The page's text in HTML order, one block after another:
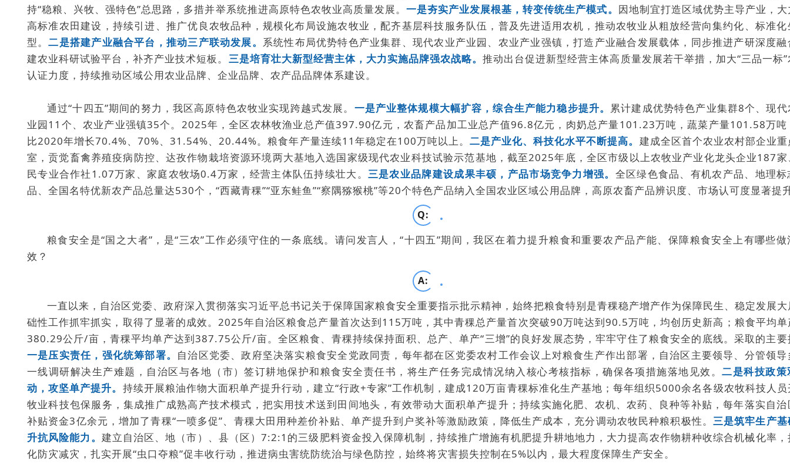
持“稳粮、兴牧、强特色”总思路，多措并举系统推进高原特色农牧业高质量发展。 一是夯实产业发展根基，转变传统生产模式。 因地制宜打造区域优势主导产业，
高标准农田建设，持续引进、推广优良农牧品种，规模化布局设施农牧业，配齐基层科技服务队伍，普及先进适用农机，推动农牧业从粗放经营向集约化、标准
型。二是搭建产业融合平台，推动三产联动发展。 系统性布局优势特色产业集群、现代农业产业园、农业产业强镇，打造产业融合发展载体，同步推进产研深度
建农业科研试验平台，补齐产业技术短板。 三是培育壮大新型经营主体，大力实施品牌强农战略。推动出台促进新型经营主体高质量发展若干举措，加大“三品一标
认证力度，持续推动区域公用农业品牌、企业品牌、农产品品牌体系建设。
通过“十四五”期间的努力，我区高原特色农牧业实现跨越式发展。 一是产业整体规模大幅扩容，综合生产能力稳步提升。 累计建成优势特色产业集群8个、现
业园11个、农业产业强镇35个。2025年，全区农林牧渔业总产值397.90亿元，农畜产品加工业总产值96.8亿元，肉奶总产量101.23万吨，蔬菜产量101.58万吨
比2020年增长70.4%、70%、31.54%、20.44%。粮食年产量连续11年稳定在100万吨以上。 二是产业化、科技化水平不断提高。 建成全区首个农业农村部企业
室，贡觉畜禽养殖疫病防控、达孜作物栽培资源环境两大基地入选国家级现代农业科技试验示范基地，截至2025年底，全区市级以上农牧业产业化龙头企业187
民专业合作社1.07万家、家庭农牧场0.4万家，经营主体队伍持续壮大。 三是农业品牌建设成果丰硕，产品市场竞争力增强。 全区绿色食品、有机农产品、地理
品、全国名特优新农产品总量达530个，“西藏青稞”“亚东鲑鱼”“察隅猕猴桃”等20个特色产品纳入全国农业区域公用品牌，高原农畜产品辨识度、市场认可度显著提
Q:
粮食安全是“国之大者”，是“三农”工作必须守住的一条底线。请问发言人，“十四五”期间，我区在着力提升粮食和重要农产品产能、保障粮食安全上有哪些
效？
A:
一直以来，自治区党委、政府深入贯彻落实习近平总书记关于保障国家粮食安全重要指示批示精神，始终把粮食特别是青稞稳产增产作为保障民生、稳定发展
础性工作抓牢抓实，取得了显著的成效。2025年自治区粮食总产量首次达到115万吨，其中青稞总产量首次突破90万吨达到90.5万吨，均创历史新高；粮食平均
380.29公斤/亩，青稞平均单产达到387.75公斤/亩。全区粮食、青稞持续保持面积、总产、单产“三增”的良好发展态势，牢牢守住了粮食安全的底线。采取的主
一是压实责任，强化统筹部署。 自治区党委、政府坚决落实粮食安全党政同责，每年都在区党委农村工作会议上对粮食生产作出部署，自治区主要领导、分管领
一线调研解决生产难题，自治区与各地（市）签订耕地保护和粮食安全责任书，将生产任务完成情况纳入核心考核指标，确保各项措施落地见效。二是科技政策
动，攻坚单产提升。 持续开展粮油作物大面积单产提升行动，建立“行政+专家”工作机制，建成120万亩青稞标准化生产基地；每年组织5000余名各级农牧科技人
牧业科技包保服务，集成推广成熟高产技术模式，把实用技术送到田间地头，有效带动大面积单产提升；持续实施化肥、农机、农药、良种等补贴，每年落实自
补贴资金3亿余元，增加了青稞“一喷多促”、青稞大田用种差价补贴、单产提升到户奖补等激励政策，降低生产成本，充分调动农牧民种粮积极性。 三是筑牢生产
升抗风险能力。 建立自治区、地（市）、县（区）7:2:1的三级肥料资金投入保障机制，持续推广增施有机肥提升耕地地力，大力提高农作物耕种收综合机械化率
化防灾减灾，扎实开展“虫口夺粮”促丰收行动，推进病虫害统防统治与绿色防控，始终将灾害损失控制在5%以内，最大程度保障生产安全。